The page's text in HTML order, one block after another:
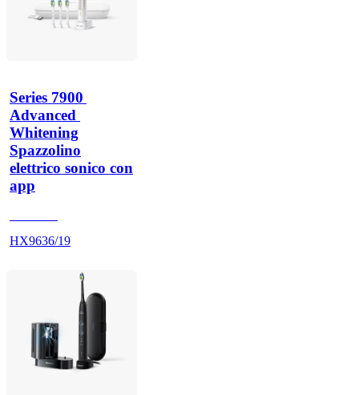
Series 7900
Advanced
Whitening
Spazzolino
elettrico sonico con
app
HX9636/19